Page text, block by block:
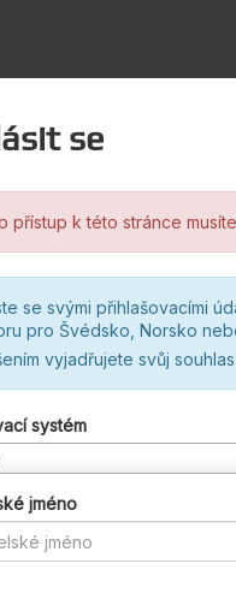
se
přístup k této stránce
se svými přihlašovacími
pro Švédsko, Norsko
vyjadřujete svůj
systém
jméno